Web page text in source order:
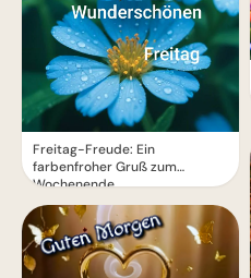
Freitag-Freude: Ein
farbenfroher Gruß zum
Wochenende